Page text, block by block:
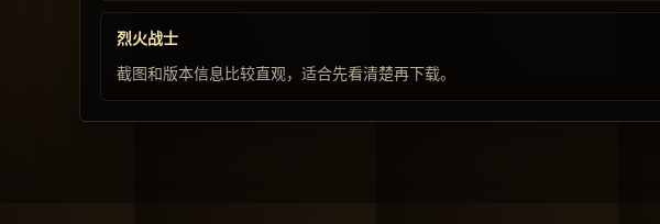
烈火战士
截图和版本信息比较直观，适合先看清楚再下载。